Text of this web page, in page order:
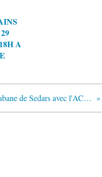
A
Sortie à la cabane de Sedars avec l'ACAP